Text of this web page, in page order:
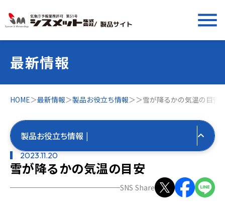
/ 製品サイト menu
最新情報
HOME＞最新情報＞製品お役立ち情報＞ ＞雪が降るかの気温の目安
製品お役立ち情報 |
すべての最新情報
2023.11.20
雪が降るかの気温の目安
SNS Share